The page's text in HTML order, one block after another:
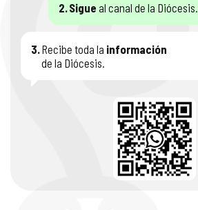
2.Sigue al canal de la Diócesis.
3.Recibe toda la información
de la Diócesis.